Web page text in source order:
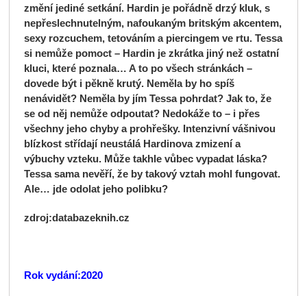
změní jediné setkání. Hardin je pořádně drzý kluk, s
nepřeslechnutelným, nafoukaným britským akcentem,
sexy rozcuchem, tetováním a piercingem ve rtu. Tessa
si nemůže pomoct – Hardin je zkrátka jiný než ostatní
kluci, které poznala… A to po všech stránkách –
dovede být i pěkně krutý. Neměla by ho spíš
nenávidět? Neměla by jím Tessa pohrdat? Jak to, že
se od něj nemůže odpoutat? Nedokáže to – i přes
všechny jeho chyby a prohřešky. Intenzivní vášnivou
blízkost střídají neustálá Hardinova zmizení a
výbuchy vzteku. Může takhle vůbec vypadat láska?
Tessa sama nevěří, že by takový vztah mohl fungovat.
Ale… jde odolat jeho polibku?
zdroj:databazeknih.cz
Rok vydání:2020